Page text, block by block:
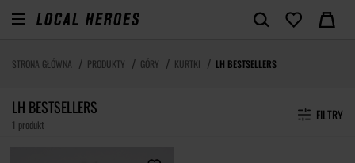
STRONA GŁÓWNA PRODUKTY GÓRY KURTKI LH BESTSELLERS
LH BESTSELLERS
1 produkt
FILTRY